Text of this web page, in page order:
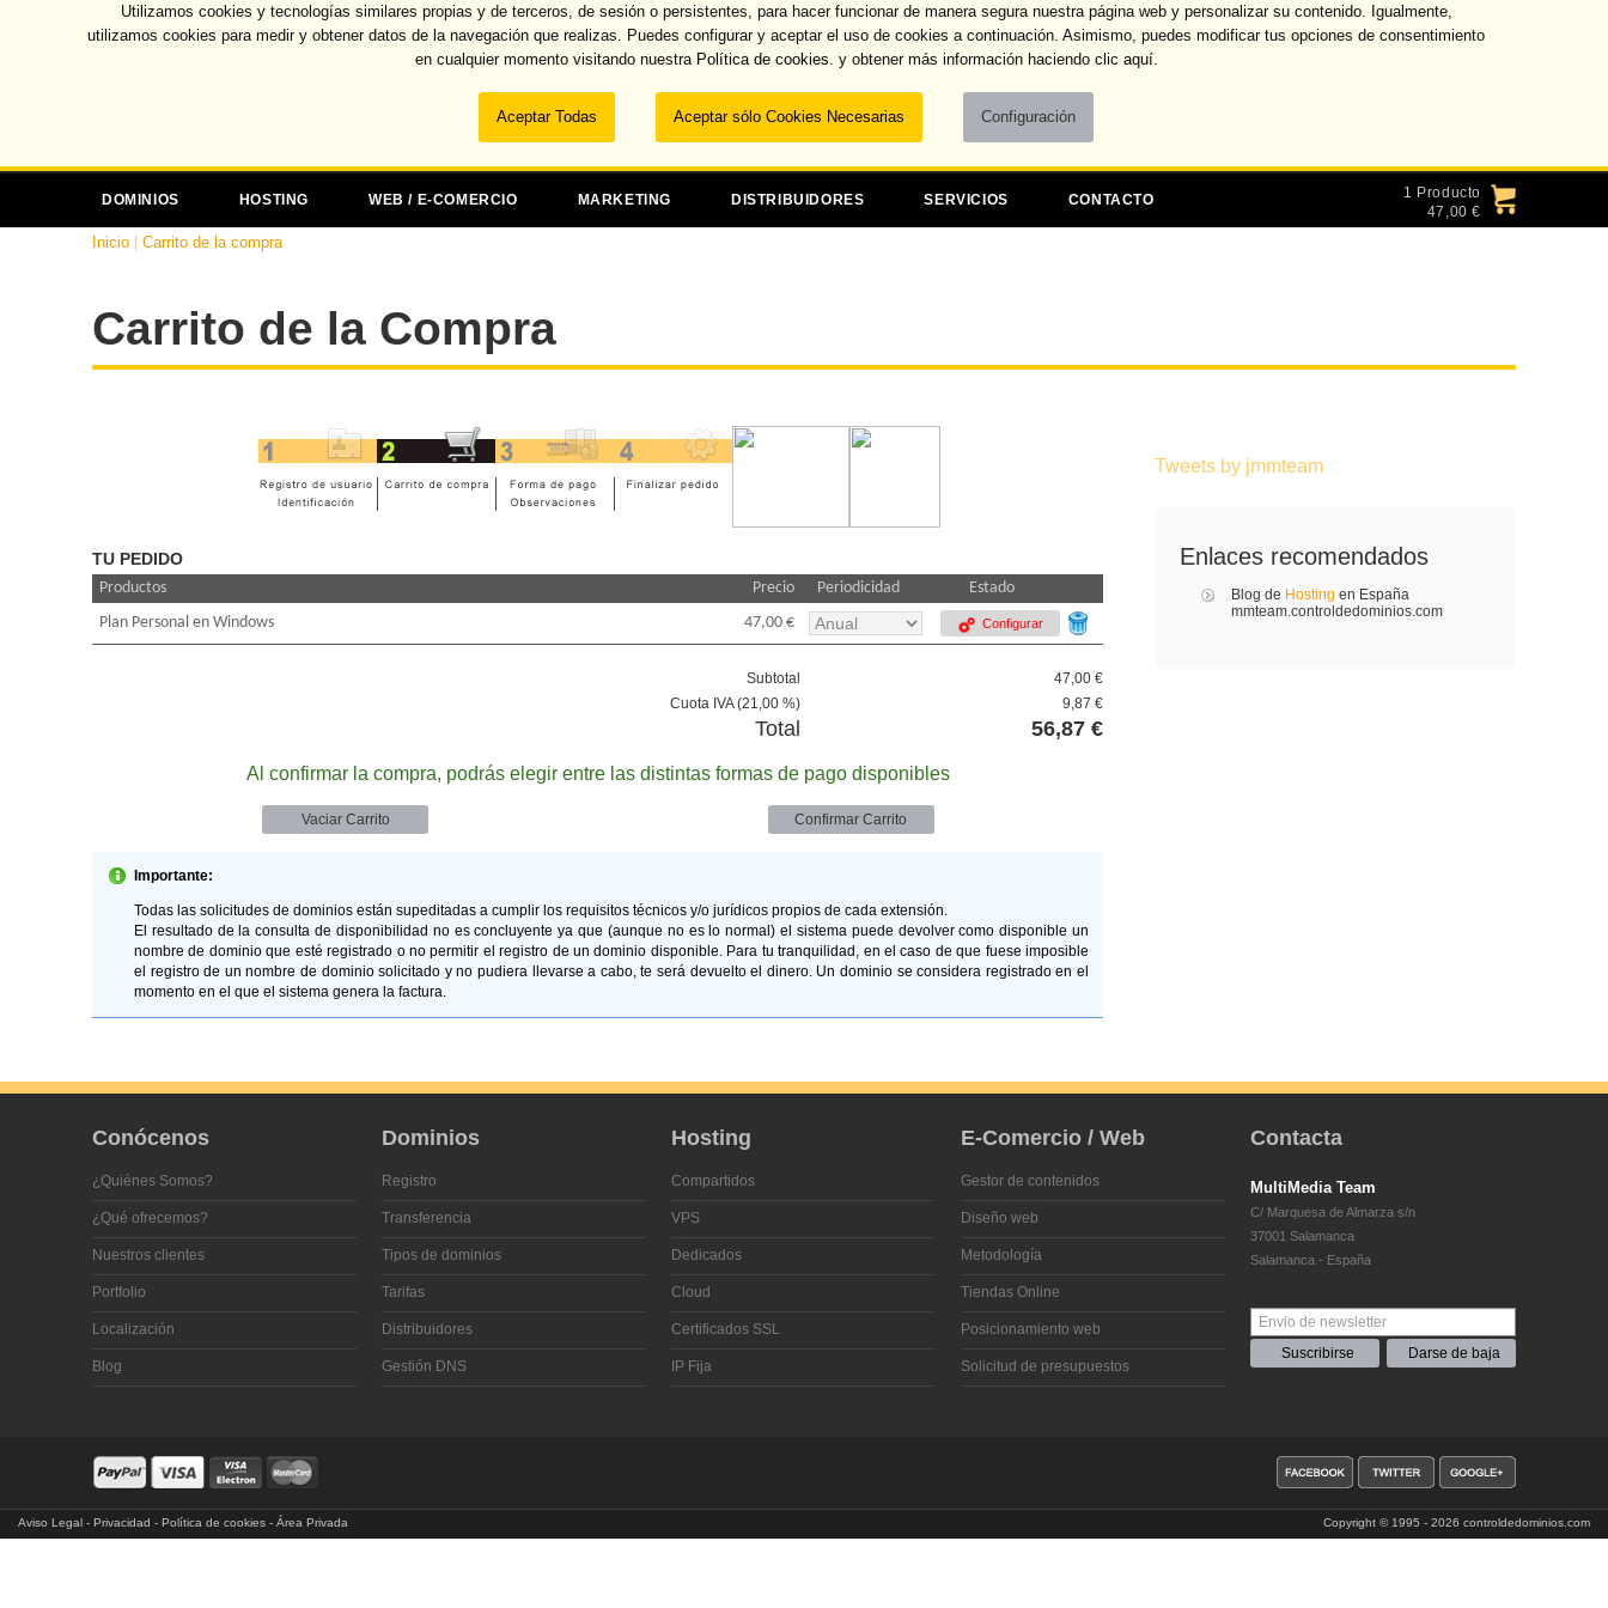
Utilizamos cookies y tecnologías similares propias y de terceros, de sesión o persistentes, para hacer funcionar de manera segura nuestra página web y personalizar su contenido. Igualmente,
utilizamos cookies para medir y obtener datos de la navegación que realizas. Puedes configurar y aceptar el uso de cookies a continuación. Asimismo, puedes modificar tus opciones de consentimiento
en cualquier momento visitando nuestra Política de cookies. y obtener más información haciendo clic aquí.
Recuperar contraseña
DOMINIOS HOSTING WEB / E-COMERCIO MARKETING DISTRIBUIDORES SERVICIOS CONTACTO
1 Producto
47,00 €
Inicio Carrito de la compra
Carrito de la Compra
TU PEDIDO
Productos Precio Periodicidad
Estado
Plan Personal en Windows
47,00 € Configurar
Subtotal
47,00 €
Cuota IVA (21,00 %)
9,87 €
Total 56,87 €
Al confirmar la compra, podrás elegir entre las distintas formas de pago disponibles
Importante:
Todas las solicitudes de dominios están supeditadas a cumplir los requisitos técnicos y/o jurídicos propios de cada extensión.
El resultado de la consulta de disponibilidad no es concluyente ya que (aunque no es lo normal) el sistema puede devolver como disponible un
nombre de dominio que esté registrado o no permitir el registro de un dominio disponible. Para tu tranquilidad, en el caso de que fuese imposible
el registro de un nombre de dominio solicitado y no pudiera llevarse a cabo, te será devuelto el dinero. Un dominio se considera registrado en el
momento en el que el sistema genera la factura.
Tweets by jmmteam
Enlaces recomendados
Blog de Hosting en España
mmteam.controldedominios.com
Conócenos
¿Quiénes Somos?
¿Qué ofrecemos?
Nuestros clientes
Portfolio
Localización
Blog
Dominios
Registro
Transferencia
Tipos de dominios
Tarifas
Distribuidores
Gestión DNS
Hosting
Compartidos
VPS
Dedicados
Cloud
Certificados SSL
IP Fija
E-Comercio / Web
Gestor de contenidos
Diseño web
Metodología
Tiendas Online
Posicionamiento web
Solicitud de presupuestos
Contacta
MultiMedia Team
C/ Marquesa de Almarza s/n
37001 Salamanca
Salamanca - España
Aviso Legal - Privacidad - Política de cookies - Área Privada Copyright © 1995 - 2026 controldedominios.com